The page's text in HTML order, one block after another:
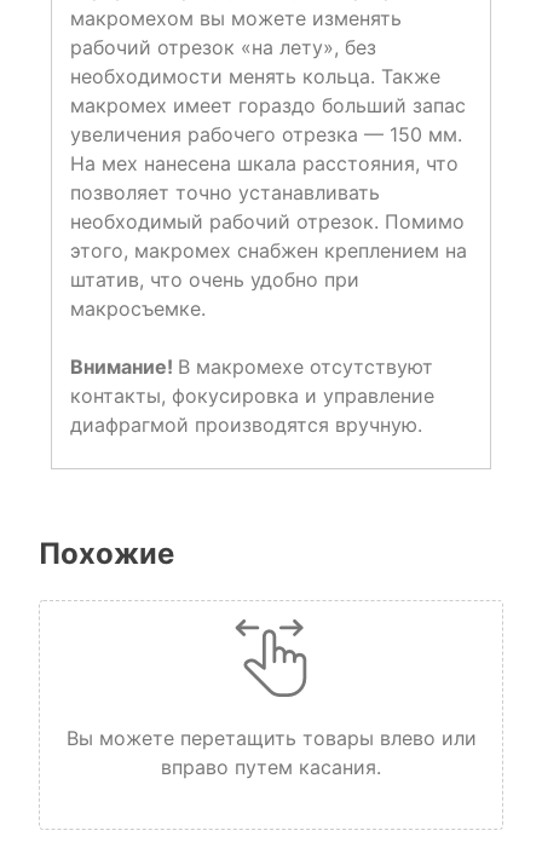
макромехом вы можете изменять
рабочий отрезок «на лету», без
необходимости менять кольца. Также
макромех имеет гораздо больший запас
увеличения рабочего отрезка — 150 мм.
На мех нанесена шкала расстояния, что
позволяет точно устанавливать
необходимый рабочий отрезок. Помимо
этого, макромех снабжен креплением на
штатив, что очень удобно при
макросъемке.
Внимание! В макромехе отсутствуют
контакты, фокусировка и управление
диафрагмой производятся вручную.
Похожие
Вы можете перетащить товары влево или
вправо путем касания.